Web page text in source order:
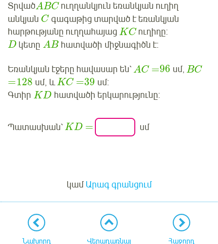
ՏրվածABCուղղանկյուն եռանկյան ուղիղ
անկյան C գագաթից տարված է եռանկյան
հարթությանը ուղղահայաց K Cուղիղը:
D կետըAB հատվածի միջնագիծն է:
Եռանկյան էջերը հավասար են՝ AC =96 սմ,BC
=128 սմ, ևKC =39 սմ:
Գտիր KD հատվածի երկարությունը:
Պատասխան՝ KD = սմ
կամԱրագ գրանցում
Նախորդ Վերադառնալ Հաջորդ